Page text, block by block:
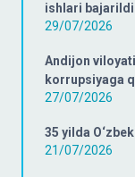
ishlari bajarildi
29/07/2026
Andijon
korrupsiyaga
27/07/2026
35 yilda
21/07/2026